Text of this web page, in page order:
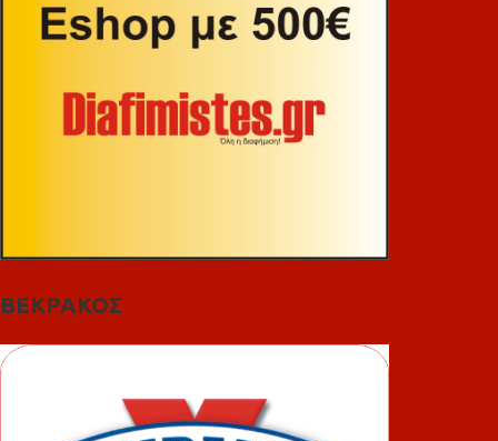
ΒΕΚΡΑΚΟΣ